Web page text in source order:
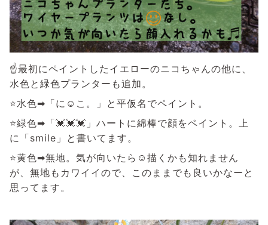
☝最初にペイントしたイエローのニコちゃんの他に、
水色と緑色プランターも追加。
⭐水色➡「に☺こ。」と平仮名でペイント。
⭐緑色➡「💓💓💓」ハートに綿棒で顔をペイント。上
に「smile」と書いてます。
⭐黄色➡無地。気が向いたら☺描くかも知れません
が、無地もカワイイので、このままでも良いかなーと
思ってます。